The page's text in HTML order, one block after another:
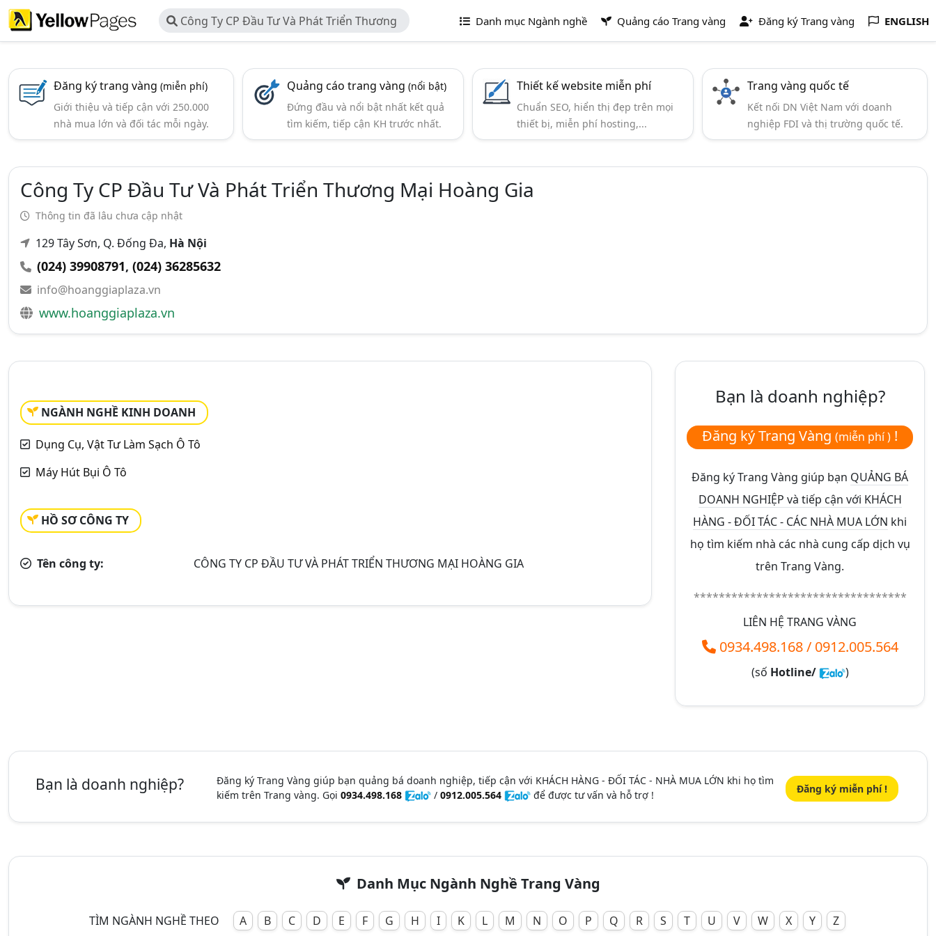
Công Ty CP Đầu Tư Và Phát Triển Thương
Mại Hoàng Gia
Danh mục Ngành nghề Quảng cáo Trang vàng Đăng ký Trang vàng ENGLISH
Đăng ký trang vàng (miễn phí)
Giới thiệu và tiếp cận với 250.000
nhà mua lớn và đối tác mỗi ngày.
Quảng cáo trang vàng(nổi bật)
Đứng đầu và nổi bật nhất kết quả
tìm kiếm, tiếp cận KH trước nhất.
Thiết kế website miễn phí
Chuẩn SEO, hiển thị đẹp trên mọi
thiết bị, miễn phí hosting,...
Trang vàng quốc tế
Kết nối DN Việt Nam với doanh
nghiệp FDI và thị trường quốc tế.
Công Ty CP Đầu Tư Và Phát Triển Thương Mại Hoàng Gia
Thông tin đã lâu chưa cập nhật
129 Tây Sơn, Q. Đống Đa, Hà Nội
(024) 39908791, (024) 36285632
info@hoanggiaplaza.vn
www.hoanggiaplaza.vn
NGÀNH NGHỀ KINH DOANH
Dụng Cụ, Vật Tư Làm Sạch Ô Tô
Máy Hút Bụi Ô Tô
HỒ SƠ CÔNG TY
Tên công ty: CÔNG TY CP ĐẦU TƯ VÀ PHÁT TRIỂN THƯƠNG MẠI HOÀNG GIA
Bạn là doanh nghiệp?
Đăng ký Trang Vàng (miễn phí ) !
Đăng ký Trang Vàng giúp bạn QUẢNG BÁ
DOANH NGHIỆP và tiếp cận với KHÁCH
HÀNG - ĐỐI TÁC - CÁC NHÀ MUA LỚN khi
họ tìm kiếm nhà các nhà cung cấp dịch vụ
trên Trang Vàng.
**********************************
LIÊN HỆ TRANG VÀNG
0934.498.168/ 0912.005.564
(số Hotline/ )
Bạn là doanh nghiệp?
Đăng ký Trang Vàng giúp bạn quảng bá doanh nghiệp, tiếp cận với KHÁCH HÀNG - ĐỐI TÁC - NHÀ MUA LỚN khi họ tìm
kiếm trên Trang vàng. Gọi 0934.498.168 / 0912.005.564 để được tư vấn và hỗ trợ ! Đăng ký miễn phí !
Danh Mục Ngành Nghề Trang Vàng
TÌM NGÀNH NGHỀ THEO A B C D E F G H I K L M N O P Q R S T U V W X Y Z